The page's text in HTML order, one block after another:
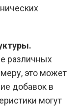
различных
это может
добавок в
могут